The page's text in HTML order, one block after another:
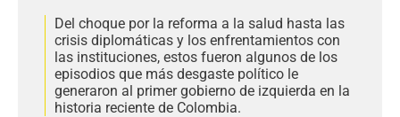
Del choque por la reforma a la salud hasta las
crisis diplomáticas y los enfrentamientos con
las instituciones, estos fueron algunos de los
episodios que más desgaste político le
generaron al primer gobierno de izquierda en la
historia reciente de Colombia.